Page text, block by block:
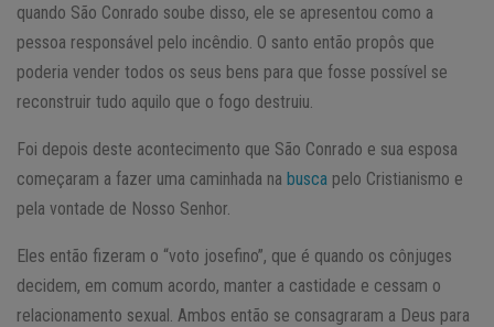
quando São Conrado soube disso, ele se apresentou como a
pessoa responsável pelo incêndio. O santo então propôs que
poderia vender todos os seus bens para que fosse possível se
reconstruir tudo aquilo que o fogo destruiu.
Foi depois deste acontecimento que São Conrado e sua esposa
começaram a fazer uma caminhada na busca pelo Cristianismo e
pela vontade de Nosso Senhor.
Eles então fizeram o “voto josefino”, que é quando os cônjuges
decidem, em comum acordo, manter a castidade e cessam o
relacionamento sexual. Ambos então se consagraram a Deus para